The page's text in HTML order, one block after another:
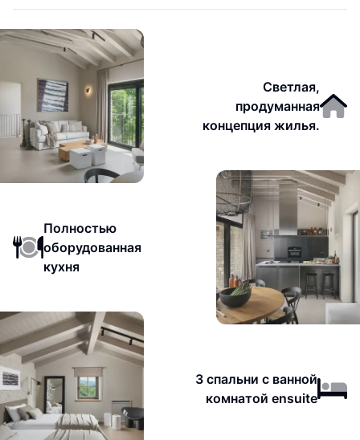
Светлая,
продуманная
концепция жилья.
Полностью
оборудованная
кухня
3 спальни с ванной
комнатой ensuite